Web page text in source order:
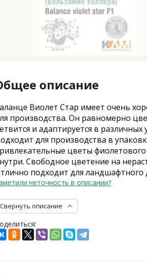
описание
Виолет Стар имеет очень
производства. Он равномерно
и адаптируется в
для производства в
цветы фиолетового
Свободное цветение на
подходит для ландшафтного
неточность в описании?
Свернуть описание